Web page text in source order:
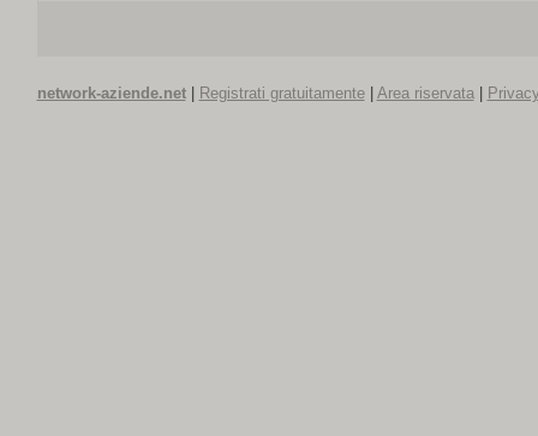
network-aziende.net| Registrati gratuitamente| Area riservata|